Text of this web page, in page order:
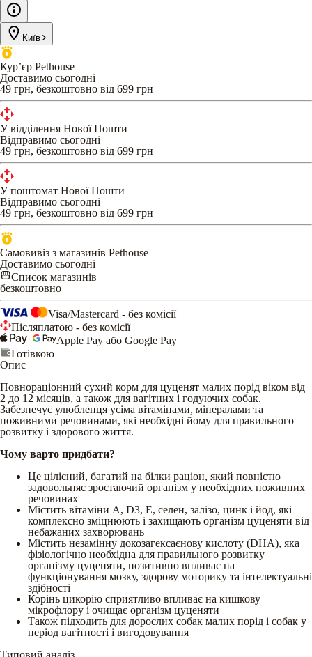
Київ
Кур’єр Pethouse
Доставимо сьогодні
49 грн, безкоштовно від 699 грн
У відділення Нової Пошти
Відправимо сьогодні
49 грн, безкоштовно від 699 грн
У поштомат Нової Пошти
Відправимо сьогодні
49 грн, безкоштовно від 699 грн
Самовивіз з магазинів Pethouse
Доставимо сьогодні
Список магазинів
безкоштовно
Visa/Mastercard - без комісії
Післяплатою - без комісії
Apple Pay або Google Pay
Готівкою
Опис
Повнораціонний сухий корм для цуценят малих порід віком від
2 до 12 місяців, а також для вагітних і годуючих собак.
Забезпечує улюбленця усіма вітамінами, мінералами та
поживними речовинами, які необхідні йому для правильного
розвитку і здорового життя.
Чому варто придбати?
Це цілісний, багатий на білки раціон, який повністю
задовольняє зростаючий організм у необхідних поживних
речовинах
Містить вітаміни А, D3, Е, селен, залізо, цинк і йод, які
комплексно зміцнюють і захищають організм цуценяти від
небажаних захворювань
Містить незамінну докозагексаєнову кислоту (DHA), яка
фізіологічно необхідна для правильного розвитку
організму цуценяти, позитивно впливає на
функціонування мозку, здорову моторику та інтелектуальні
здібності
Корінь цикорію сприятливо впливає на кишкову
мікрофлору і очищає організм цуценяти
Також підходить для дорослих собак малих порід і собак у
період вагітності і вигодовування
Типовий аналіз